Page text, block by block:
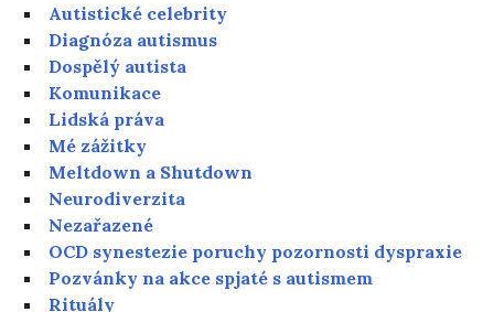
Autistické celebrity
Diagnóza autismus
Dospělý autista
Komunikace
Lidská práva
Mé zážitky
Meltdown a Shutdown
Neurodiverzita
Nezařazené
OCD synestezie poruchy pozornosti dyspraxie
Pozvánky na akce spjaté s autismem
Rituály